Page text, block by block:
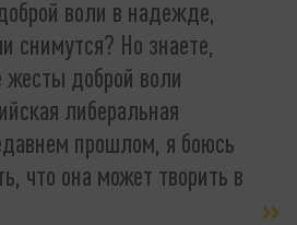
воли в надежде,
снимутся? Но знаете,
жесты доброй воли
либеральная
прошлом, я боюсь
что она может творить в